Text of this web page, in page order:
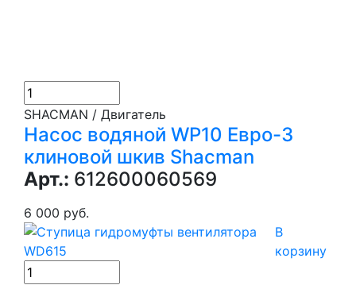
SHACMAN / Двигатель
Насос водяной WP10 Евро-3
клиновой шкив Shacman
Арт.: 612600060569
6 000 руб.
В
корзину